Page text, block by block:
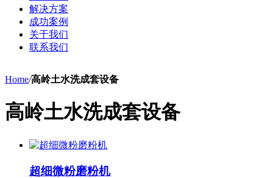
解决方案
成功案例
关于我们
联系我们
Home/高岭土水洗成套设备
高岭土水洗成套设备
超细微粉磨粉机